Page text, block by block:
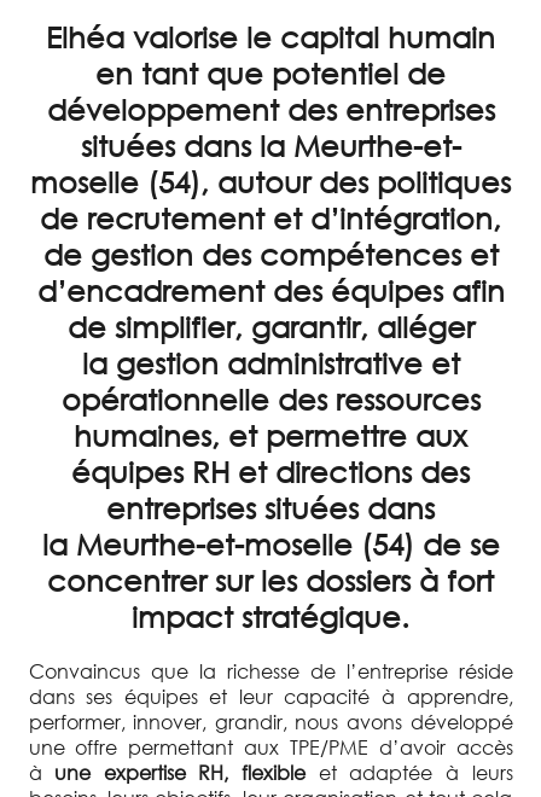
ENTRETIENS
PROFESSIONNELS
CONSEIL
FORMATION
ACTUALITÉS
TÉMOIGNAGES
CONTACT
PARTENAIRES
Elhéa valorise le capital humain
en tant que potentiel de
développement des entreprises
situées dans la Meurthe-et-
moselle (54), autour des politiques
de recrutement et d’intégration,
de gestion des compétences et
d’encadrement des équipes afin
de simplifier, garantir, alléger
la gestion administrative et
opérationnelle des ressources
humaines, et permettre aux
équipes RH et directions des
entreprises situées dans
la Meurthe-et-moselle (54) de se
concentrer sur les dossiers à fort
impact stratégique.
Convaincus que la richesse de l’entreprise réside
dans ses équipes et leur capacité à apprendre,
performer, innover, grandir, nous avons développé
une offre permettant aux TPE/PME d’avoir accès
à une expertise RH, flexibleet adaptée à leurs